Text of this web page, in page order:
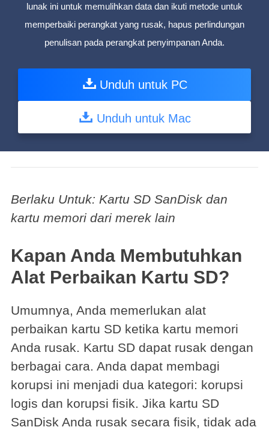
lunak ini untuk memulihkan data dan ikuti metode untuk
memperbaiki perangkat yang rusak, hapus perlindungan
penulisan pada perangkat penyimpanan Anda.
Unduh untuk PC
Unduh untuk Mac
Berlaku Untuk: Kartu SD SanDisk dan
kartu memori dari merek lain
Kapan Anda Membutuhkan
Alat Perbaikan Kartu SD?
Umumnya, Anda memerlukan alat
perbaikan kartu SD ketika kartu memori
Anda rusak. Kartu SD dapat rusak dengan
berbagai cara. Anda dapat membagi
korupsi ini menjadi dua kategori: korupsi
logis dan korupsi fisik. Jika kartu SD
SanDisk Anda rusak secara fisik, tidak ada